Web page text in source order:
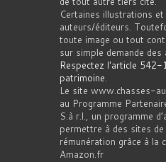
Certaines illustrations
auteurs/éditeurs.
toute image ou tout
sur simple demande
Respectez l'article 542-
patrimoine.
Le site www.chasses-
au Programme
S.à r.l., un programme
permettre à des sites de
rémunération grâce à la
Amazon.fr